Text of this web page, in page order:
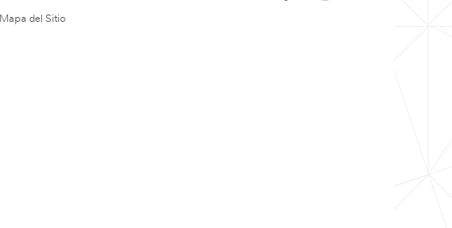
Mapa del Sitio